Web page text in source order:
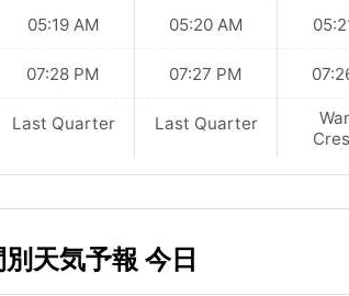
05:19 AM
07:28 PM
Last Quarter
05:20 AM
07:27 PM
Last Quarter
天気予報 今日